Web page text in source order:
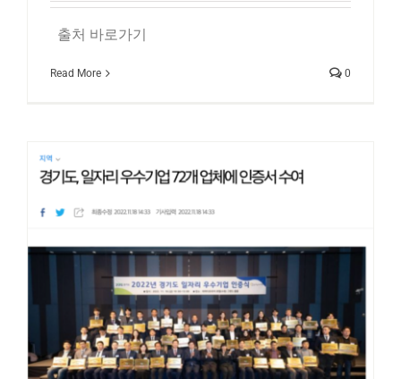
출처 바로가기
Read More 0